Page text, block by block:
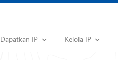
Dapatkan IP Kelola IP